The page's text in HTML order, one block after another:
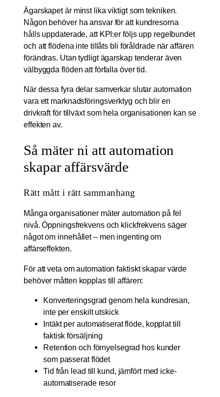
Ägarskapet är minst lika viktigt som tekniken.
Någon behöver ha ansvar för att kundresorna
hålls uppdaterade, att KPI:er följs upp regelbundet
och att flödena inte tillåts bli föråldrade när affären
förändras. Utan tydligt ägarskap tenderar även
välbyggda flöden att förfalla över tid.
När dessa fyra delar samverkar slutar automation
vara ett marknadsföringsverktyg och blir en
drivkraft för tillväxt som hela organisationen kan se
effekten av.
Så mäter ni att automation
skapar affärsvärde
Rätt mått i rätt sammanhang
Många organisationer mäter automation på fel
nivå. Öppningsfrekvens och klickfrekvens säger
något om innehållet – men ingenting om
affärseffekten.
För att veta om automation faktiskt skapar värde
behöver måtten kopplas till affären:
Konverteringsgrad genom hela kundresan,
inte per enskilt utskick
Intäkt per automatiserat flöde, kopplat till
faktisk försäljning
Retention och förnyelsegrad hos kunder
som passerat flödet
Tid från lead till kund, jämfört med icke-
automatiserade resor